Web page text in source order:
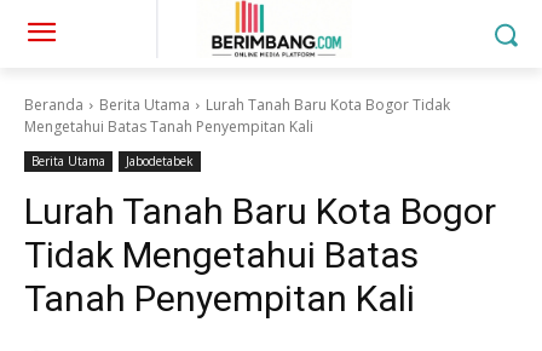
Beranda Berita Utama
Lurah Tanah Baru Kota Bogor Tidak
Mengetahui Batas Tanah Penyempitan Kali
Berita Utama Jabodetabek
Lurah Tanah Baru Kota Bogor
Tidak Mengetahui Batas
Tanah Penyempitan Kali